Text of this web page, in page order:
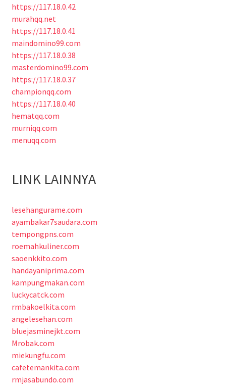
https://117.18.0.42
murahqq.net
https://117.18.0.41
maindomino99.com
https://117.18.0.38
masterdomino99.com
https://117.18.0.37
championqq.com
https://117.18.0.40
hematqq.com
murniqq.com
menuqq.com
LINK LAINNYA
lesehangurame.com
ayambakar7saudara.com
tempongpns.com
roemahkuliner.com
saoenkkito.com
handayaniprima.com
kampungmakan.com
luckycatck.com
rmbakoelkita.com
angelesehan.com
bluejasminejkt.com
Mrobak.com
miekungfu.com
cafetemankita.com
rmjasabundo.com